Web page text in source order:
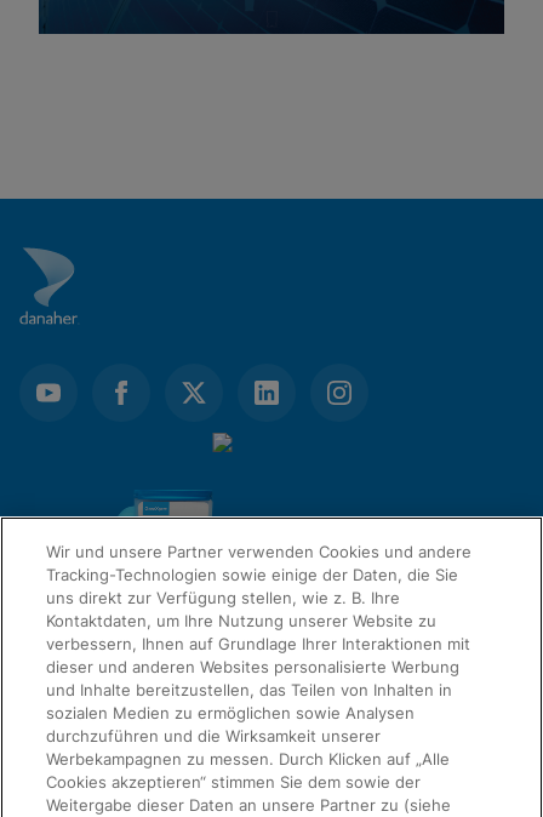
QUICK LINKS
Über uns
RECHTSWESEN
Wir und unsere Partner verwenden Cookies und andere
Tracking-Technologien sowie einige der Daten, die Sie
uns direkt zur Verfügung stellen, wie z. B. Ihre
Kontaktdaten, um Ihre Nutzung unserer Website zu
verbessern, Ihnen auf Grundlage Ihrer Interaktionen mit
dieser und anderen Websites personalisierte Werbung
und Inhalte bereitzustellen, das Teilen von Inhalten in
sozialen Medien zu ermöglichen sowie Analysen
durchzuführen und die Wirksamkeit unserer
Werbekampagnen zu messen. Durch Klicken auf „Alle
Cookies akzeptieren“ stimmen Sie dem sowie der
Weitergabe dieser Daten an unsere Partner zu (siehe